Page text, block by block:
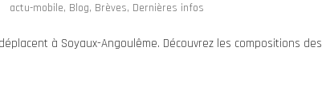
actu-mobile, Blog, Brèves, Dernières infos
à Soyaux-Angoulême. Découvrez les compositions des